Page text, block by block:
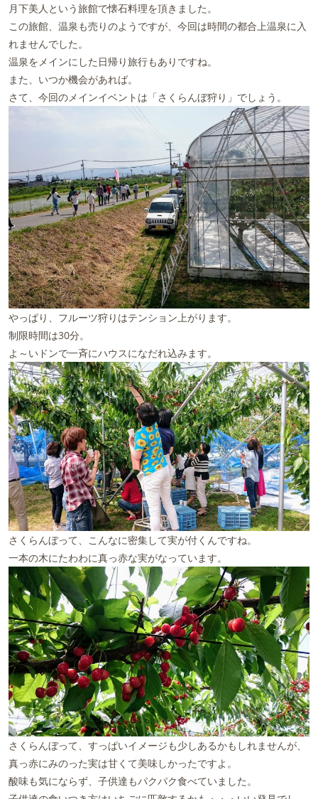
月下美人という旅館で懐石料理を頂きました。
この旅館、温泉も売りのようですが、今回は時間の都合上温泉に入
れませんでした。
温泉をメインにした日帰り旅行もありですね。
また、いつか機会があれば。
さて、今回のメインイベントは「さくらんぼ狩り」でしょう。
やっぱり、フルーツ狩りはテンション上がります。
制限時間は30分。
よ～いドンで一斉にハウスになだれ込みます。
さくらんぼって、こんなに密集して実が付くんですね。
一本の木にたわわに真っ赤な実がなっています。
さくらんぼって、すっぱいイメージも少しあるかもしれませんが、
真っ赤にみのった実は甘くて美味しかったですよ。
酸味も気にならず、子供達もパクパク食べていました。